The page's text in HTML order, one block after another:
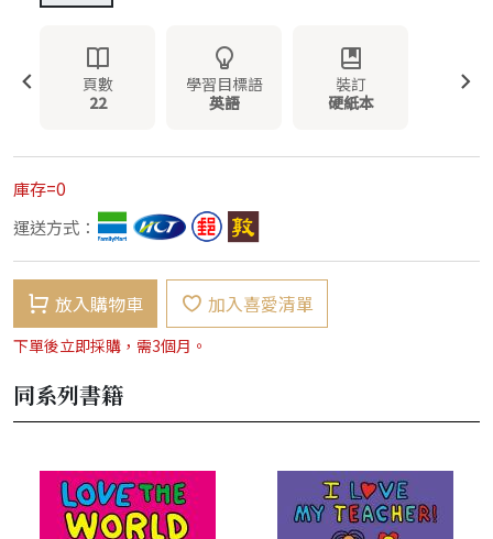
頁數
22
學習目標語
英語
裝訂
硬紙本
庫存=0
運送方式：
放入購物車 加入喜愛清單
下單後立即採購，需3個月。
同系列書籍